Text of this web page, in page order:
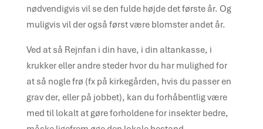
nødvendigvis vil se den fulde højde det første år. Og
muligvis vil der også først være blomster andet år.
Ved at så Rejnfan i din have, i din altankasse, i
krukker eller andre steder hvor du har mulighed for
at så nogle frø (fx på kirkegården, hvis du passer en
grav der, eller på jobbet), kan du forhåbentlig være
med til lokalt at gøre forholdene for insekter bedre,